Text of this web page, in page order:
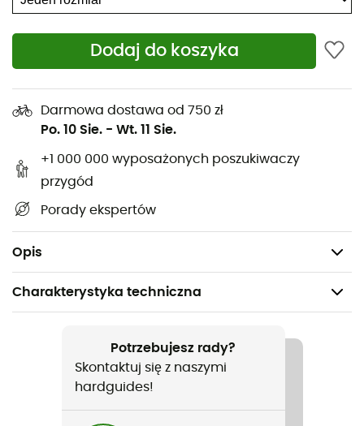
Dodaj do koszyka
Darmowa dostawa od 750 zł
Po. 10 Sie. - Wt. 11 Sie.
+1 000 000 wyposażonych poszukiwaczy
przygód
Porady ekspertów
Opis
Irvis Hybrid, linka Cord-Tec
zawsze może pojawić się potrzeba nowej linki...
Do zastąpienia uszkodzonej oryginalnej linki
łączącej,
Do dostosowania tych raków do bardzo dużych
rozmiarów,
Materiał: Dyneema®.
Charakterystyka techniczna
Turystyka piesza / Skituring / Alpinizm
Potrzebujesz rady?
Skontaktuj się z naszymi
hardguides!